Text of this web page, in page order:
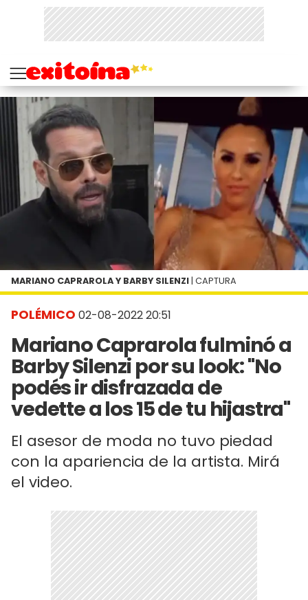
POLÉMICO 02-08-2022 20:51
Mariano Caprarola fulminó a
Barby Silenzi por su look: "No
podés ir disfrazada de
vedette a los 15 de tu hijastra"
El asesor de moda no tuvo piedad
con la apariencia de la artista. Mirá
el video.
MARIANO CAPRAROLA Y BARBY SILENZI | CAPTURA